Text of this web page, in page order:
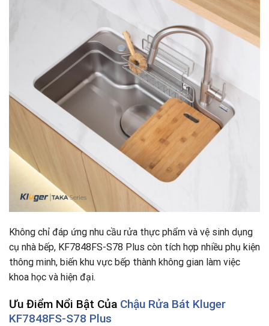
Không chỉ đáp ứng nhu cầu rửa thực phẩm và vệ sinh dụng
cụ nhà bếp, KF7848FS-S78 Plus còn tích hợp nhiều phụ kiện
thông minh, biến khu vực bếp thành không gian làm việc
khoa học và hiện đại.
Ưu Điểm Nổi Bật Của Chậu Rửa Bát Kluger
KF7848FS-S78 Plus